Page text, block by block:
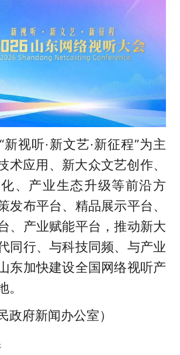
视听·新文艺·新征程”为主
术应用、新大众文艺创作、
、产业生态升级等前沿方
发布平台、精品展示平台、
、产业赋能平台，推动新大
同行、与科技同频、与产业
东加快建设全国网络视听产
。
政府新闻办公室）